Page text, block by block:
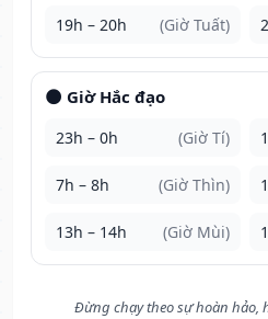
19h – 20h (Giờ Tuất)
🌑 Giờ Hắc đạo
23h – 0h (Giờ Tí)
7h – 8h (Giờ Thìn)
13h – 14h (Giờ Mùi)
Đừng chạy theo sự hoàn hảo,